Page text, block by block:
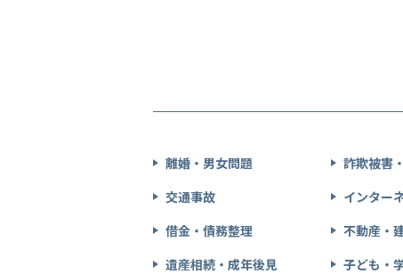
離婚・男女問題
交通事故
借金・債務整理
遺産相続・成年後見
詐欺被害
インター
不動産・
子ども・